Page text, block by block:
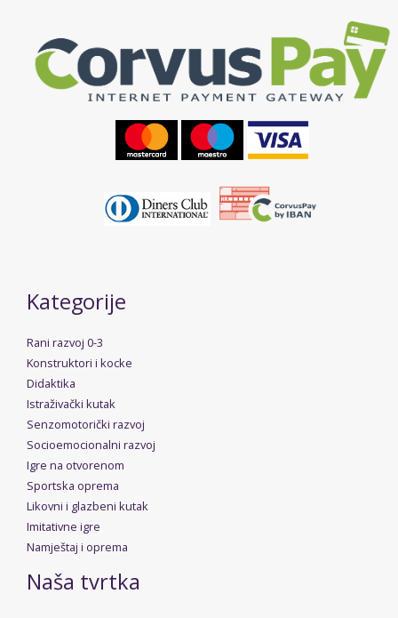
Kategorije
Rani razvoj 0-3
Konstruktori i kocke
Didaktika
Istraživački kutak
Senzomotorički razvoj
Socioemocionalni razvoj
Igre na otvorenom
Sportska oprema
Likovni i glazbeni kutak
Imitativne igre
Namještaj i oprema
Naša tvrtka